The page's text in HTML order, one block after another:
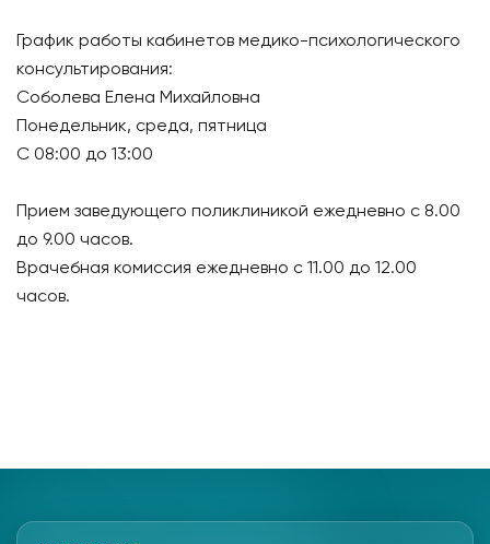
График работы кабинетов медико-психологического
консультирования:
Соболева Елена Михайловна
Понедельник, среда, пятница
С 08:00 до 13:00
Прием заведующего поликлиникой ежедневно с 8.00
до 9.00 часов.
Врачебная комиссия ежедневно с 11.00 до 12.00
часов.